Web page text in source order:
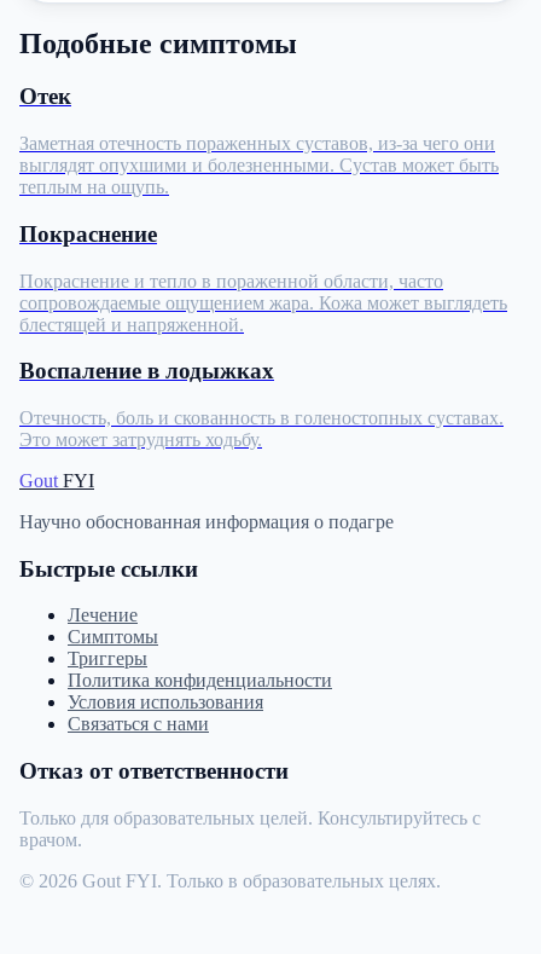
Подобные симптомы
Отек
Заметная отечность пораженных суставов, из-за чего они
выглядят опухшими и болезненными. Сустав может быть
теплым на ощупь.
Покраснение
Покраснение и тепло в пораженной области, часто
сопровождаемые ощущением жара. Кожа может выглядеть
блестящей и напряженной.
Воспаление в лодыжках
Отечность, боль и скованность в голеностопных суставах.
Это может затруднять ходьбу.
Gout FYI
Научно обоснованная информация о подагре
Быстрые ссылки
Лечение
Симптомы
Триггеры
Политика конфиденциальности
Условия использования
Связаться с нами
Отказ от ответственности
Только для образовательных целей. Консультируйтесь с
врачом.
© 2026 Gout FYI. Только в образовательных целях.